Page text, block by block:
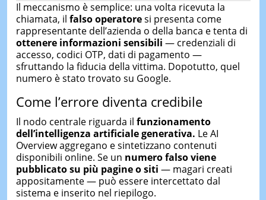
Il meccanismo è semplice: una volta ricevuta la
chiamata, il falso operatoresi presenta come
rappresentante dell’azienda o della banca e tenta di
ottenere informazioni sensibili — credenziali di
accesso, codici OTP, dati di pagamento —
sfruttando la fiducia della vittima. Dopotutto, quel
numero è stato trovato su Google.
Come l’errore diventa credibile
Il nodo centrale riguarda il funzionamento
dell’intelligenza artificiale generativa. Le AI
Overview aggregano e sintetizzano contenuti
disponibili online. Se un numero falso viene
pubblicato su più pagine o siti — magari creati
appositamente — può essere intercettato dal
sistema e inserito nel riepilogo.